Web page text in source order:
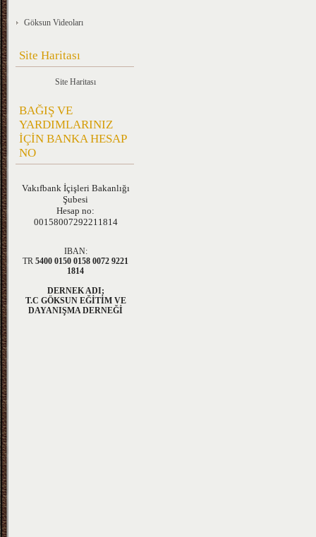
Göksun Videoları
Site Haritası
Site Haritası
BAĞIŞ VE
YARDIMLARINIZ
İÇİN BANKA HESAP
NO
Vakıfbank İçişleri Bakanlığı
Şubesi
Hesap no:
00158007292211814
IBAN:
TR 5400 0150 0158 0072 9221
1814
DERNEK ADI;
T.C GÖKSUN EĞİTİM VE
DAYANIŞMA DERNEĞİ